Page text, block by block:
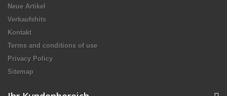
Neue Artikel
Verkaufshits
Kontakt
Terms and conditions of use
Privacy Policy
Sitemap